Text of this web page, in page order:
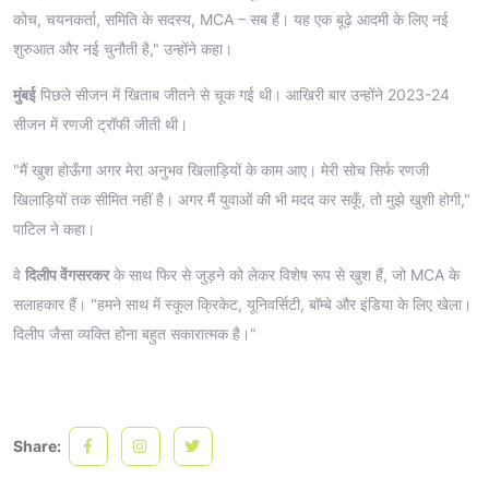
कोच, चयनकर्ता, समिति के सदस्य, MCA – सब हैं। यह एक बूढ़े आदमी के लिए नई
शुरुआत और नई चुनौती है," उन्होंने कहा।
मुंबई पिछले सीजन में खिताब जीतने से चूक गई थी। आखिरी बार उन्होंने 2023-24
सीजन में रणजी ट्रॉफी जीती थी।
"मैं खुश होऊँगा अगर मेरा अनुभव खिलाड़ियों के काम आए। मेरी सोच सिर्फ रणजी
खिलाड़ियों तक सीमित नहीं है। अगर मैं युवाओं की भी मदद कर सकूँ, तो मुझे खुशी होगी,"
पाटिल ने कहा।
वे दिलीप वेंगसरकरके साथ फिर से जुड़ने को लेकर विशेष रूप से खुश हैं, जो MCA के
सलाहकार हैं। "हमने साथ में स्कूल क्रिकेट, यूनिवर्सिटी, बॉम्बे और इंडिया के लिए खेला।
दिलीप जैसा व्यक्ति होना बहुत सकारात्मक है।"
Share: